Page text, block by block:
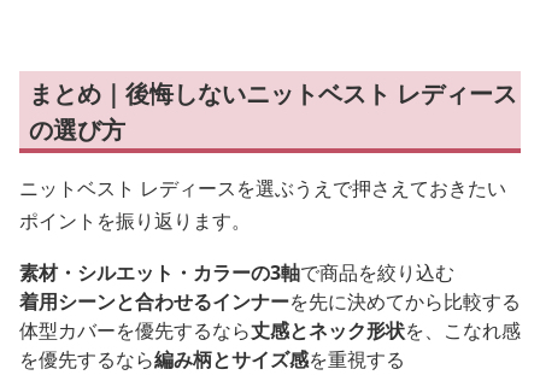
まとめ｜後悔しないニットベスト レディース
の選び方
ニットベスト レディースを選ぶうえで押さえておきたい
ポイントを振り返ります。
素材・シルエット・カラーの3軸で商品を絞り込む
着用シーンと合わせるインナーを先に決めてから比較する
体型カバーを優先するなら丈感とネック形状を、こなれ感
を優先するなら編み柄とサイズ感を重視する